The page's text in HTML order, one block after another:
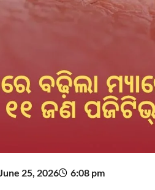
25, 2026 6:08 pm